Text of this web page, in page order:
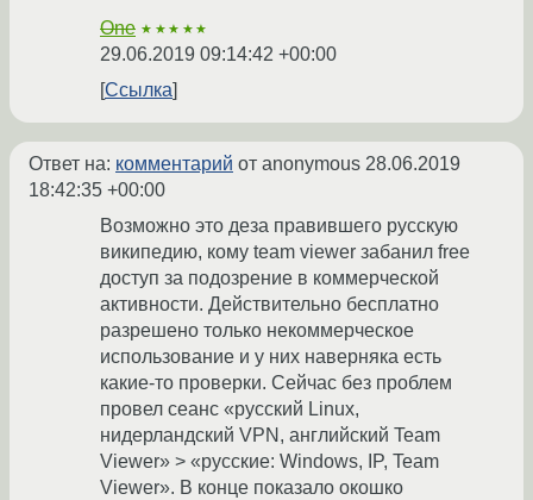
One ★★★★★
29.06.2019 09:14:42 +00:00
Ссылка
Ответ на: комментарий от anonymous 28.06.2019
18:42:35 +00:00
Возможно это деза правившего русскую
википедию, кому team viewer забанил free
доступ за подозрение в коммерческой
активности. Действительно бесплатно
разрешено только некоммерческое
использование и у них наверняка есть
какие-то проверки. Сейчас без проблем
провел сеанс «русский Linux,
нидерландский VPN, английский Team
Viewer» > «русские: Windows, IP, Team
Viewer». В конце показало окошко